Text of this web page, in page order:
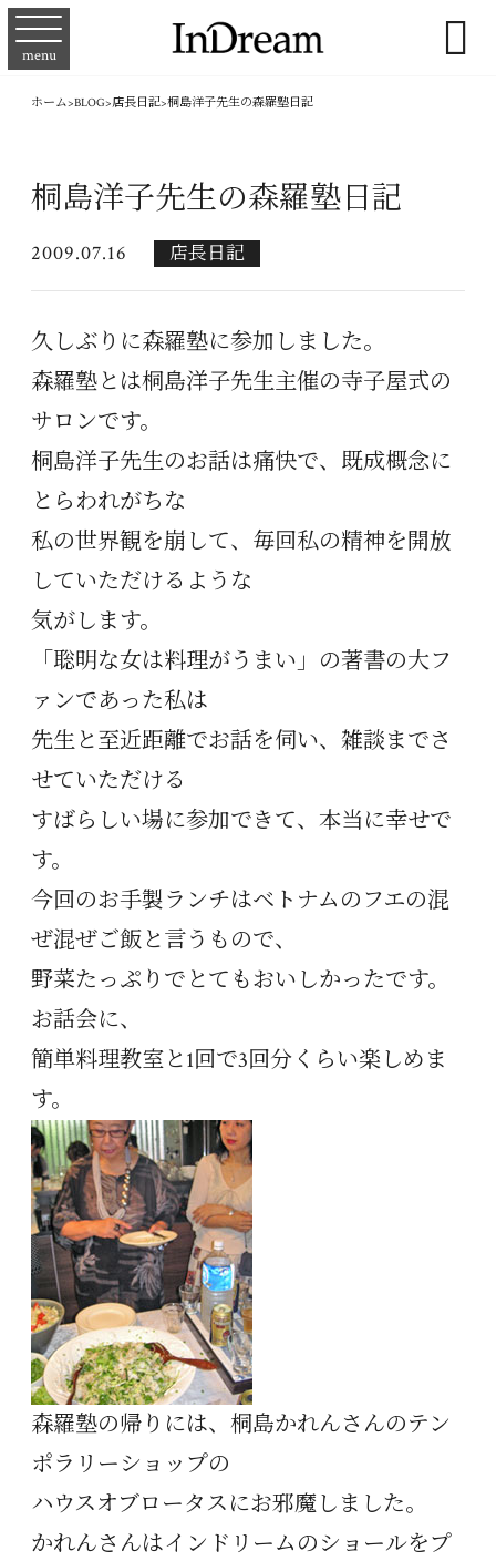
menu 
ホーム>BLOG>店長日記>桐島洋子先生の森羅塾日記
桐島洋子先生の森羅塾日記
2009.07.16 店長日記
久しぶりに森羅塾に参加しました。
森羅塾とは桐島洋子先生主催の寺子屋式の
サロンです。
桐島洋子先生のお話は痛快で、既成概念に
とらわれがちな
私の世界観を崩して、毎回私の精神を開放
していただけるような
気がします。
「聡明な女は料理がうまい」の著書の大フ
ァンであった私は
先生と至近距離でお話を伺い、雑談までさ
せていただける
すばらしい場に参加できて、本当に幸せで
す。
今回のお手製ランチはベトナムのフエの混
ぜ混ぜご飯と言うもので、
野菜たっぷりでとてもおいしかったです。
お話会に、
簡単料理教室と1回で3回分くらい楽しめま
す。
森羅塾の帰りには、桐島かれんさんのテン
ポラリーショップの
ハウスオブロータスにお邪魔しました。
かれんさんはインドリームのショールをプ